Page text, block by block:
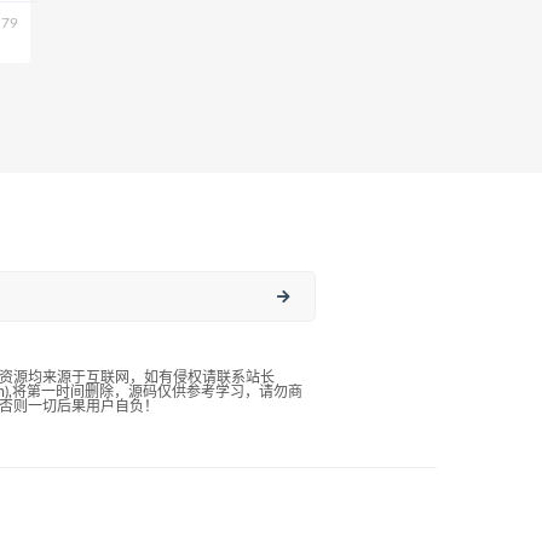
79
源均来源于互联网，如有侵权请联系站长
将第一时间删除，源码仅供参考学习，请勿商
则一切后果用户自负！